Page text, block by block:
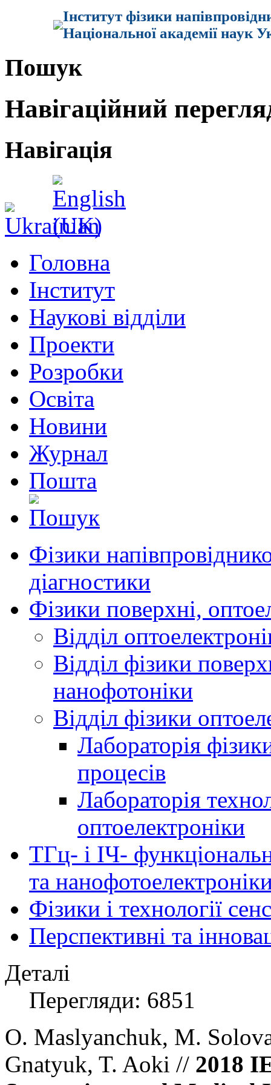
Інститут фізики
Національної академії наук
Пошук
Навігаційний
Навігація
Головна
Інститут
Наукові відділи
Проекти
Розробки
Освіта
Новини
Журнал
Пошта
Фізики
діагностики
Фізики поверхні,
Відділ
Відділ фізики
нанофотоніки
Відділ фізики
Лабораторія
процесів
Лабораторія
оптоелектроніки
ТГц- і ІЧ-
та
Фізики і технології
Перспективні та
Деталі
Перегляди: 6851
O. Maslyanchuk, M.
Gnatyuk, T. Aoki // 2018